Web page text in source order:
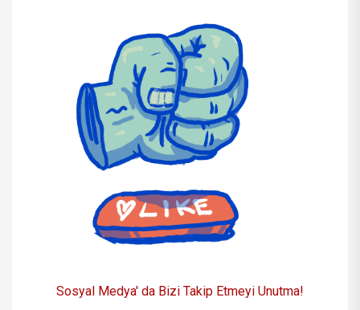
Sosyal Medya' da Bizi Takip Etmeyi Unutma!